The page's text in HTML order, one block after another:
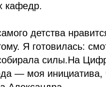
кафедр.
детства
Я готовилась:
силы.На
— моя инициатива,